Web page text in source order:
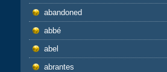
abandoned
abbé
abel
abrantes